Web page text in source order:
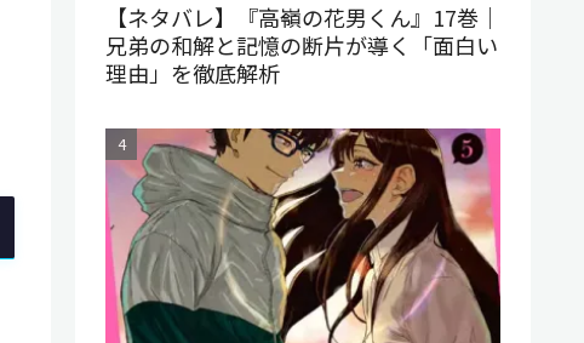
【ネタバレ】『高嶺の花男くん』17巻｜
兄弟の和解と記憶の断片が導く「面白い
理由」を徹底解析